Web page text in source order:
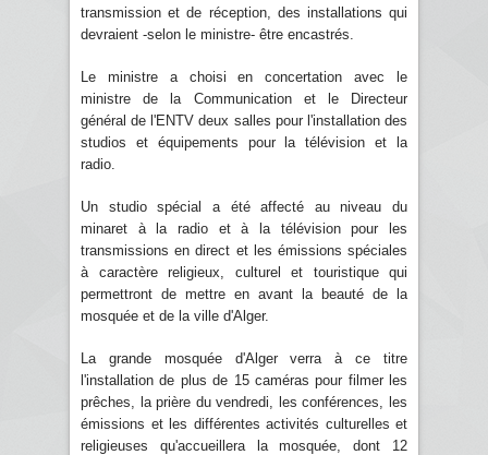
transmission et de réception, des installations qui
devraient -selon le ministre- être encastrés.
Le ministre a choisi en concertation avec le
ministre de la Communication et le Directeur
général de l'ENTV deux salles pour l'installation des
studios et équipements pour la télévision et la
radio.
Un studio spécial a été affecté au niveau du
minaret à la radio et à la télévision pour les
transmissions en direct et les émissions spéciales
à caractère religieux, culturel et touristique qui
permettront de mettre en avant la beauté de la
mosquée et de la ville d'Alger.
La grande mosquée d'Alger verra à ce titre
l'installation de plus de 15 caméras pour filmer les
prêches, la prière du vendredi, les conférences, les
émissions et les différentes activités culturelles et
religieuses qu'accueillera la mosquée, dont 12